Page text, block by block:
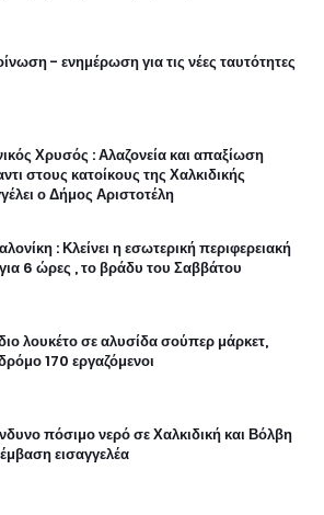
- ενημέρωση για τις νέες ταυτότητες
Χρυσός : Αλαζονεία και απαξίωση
στους κατοίκους της Χαλκιδικής
ο Δήμος Αριστοτέλη
: Κλείνει η εσωτερική περιφερειακή
6 ώρες , το βράδυ του Σαββάτου
λουκέτο σε αλυσίδα σούπερ μάρκετ,
170 εργαζόμενοι
πόσιμο νερό σε Χαλκιδική και Βόλβη
εισαγγελέα